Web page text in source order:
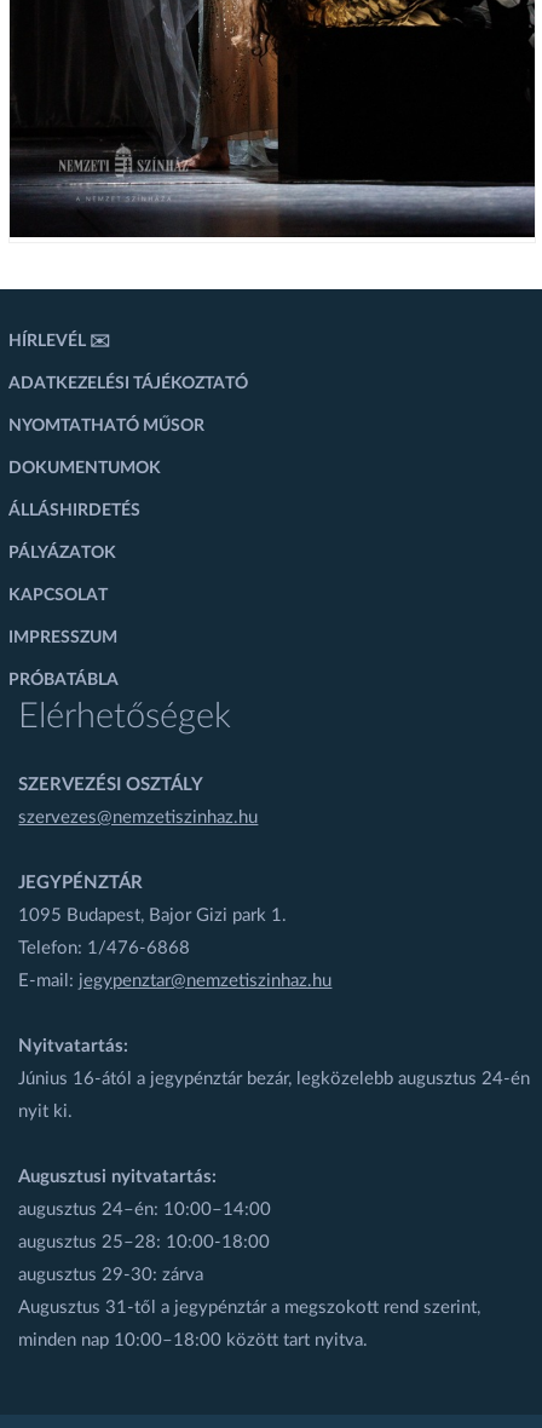
HÍRLEVÉL ✉️
ADATKEZELÉSI TÁJÉKOZTATÓ
NYOMTATHATÓ MŰSOR
DOKUMENTUMOK
ÁLLÁSHIRDETÉS
PÁLYÁZATOK
KAPCSOLAT
IMPRESSZUM
PRÓBATÁBLA
Elérhetőségek
SZERVEZÉSI OSZTÁLY
szervezes@nemzetiszinhaz.hu
JEGYPÉNZTÁR
1095 Budapest, Bajor Gizi park 1.
Telefon: 1/476-6868
E-mail: jegypenztar@nemzetiszinhaz.hu
Nyitvatartás:
Június 16-ától a jegypénztár bezár, legközelebb augusztus 24-én
nyit ki.
Augusztusi nyitvatartás:
augusztus 24–én: 10:00–14:00
augusztus 25–28: 10:00-18:00
augusztus 29-30: zárva
Augusztus 31-től a jegypénztár a megszokott rend szerint,
minden nap 10:00–18:00 között tart nyitva.